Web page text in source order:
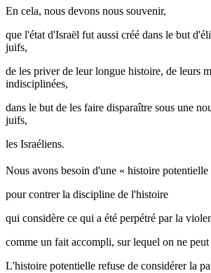
En cela, nous devons nous souvenir,
que l'état d'Israël fut aussi créé dans le but
juifs,
de les priver de leur longue histoire, de leurs
indisciplinées,
dans le but de les faire disparaître sous une
juifs,
les Israéliens.
Nous avons besoin d'une « histoire potentielle
pour contrer la discipline de l'histoire
qui considère ce qui a été perpétré par la
comme un fait accompli, sur lequel on ne peut
L'histoire potentielle refuse de considérer la